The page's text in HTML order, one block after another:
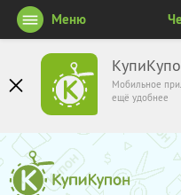
Мобильное
ещё удобнее
Меню